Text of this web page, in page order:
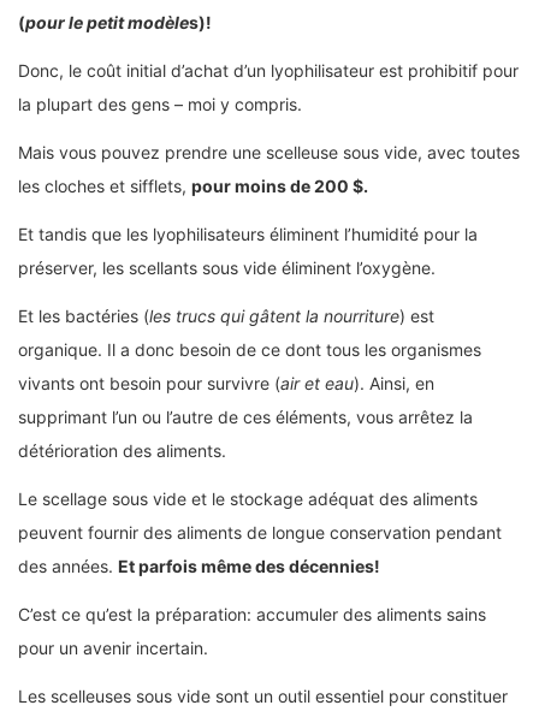
(pour le petit modèles)!
Donc, le coût initial d’achat d’un lyophilisateur est prohibitif pour
la plupart des gens – moi y compris.
Mais vous pouvez prendre une scelleuse sous vide, avec toutes
les cloches et sifflets, pour moins de 200 $.
Et tandis que les lyophilisateurs éliminent l’humidité pour la
préserver, les scellants sous vide éliminent l’oxygène.
Et les bactéries (les trucs qui gâtent la nourriture) est
organique. Il a donc besoin de ce dont tous les organismes
vivants ont besoin pour survivre (air et eau). Ainsi, en
supprimant l’un ou l’autre de ces éléments, vous arrêtez la
détérioration des aliments.
Le scellage sous vide et le stockage adéquat des aliments
peuvent fournir des aliments de longue conservation pendant
des années. Et parfois même des décennies!
C’est ce qu’est la préparation: accumuler des aliments sains
pour un avenir incertain.
Les scelleuses sous vide sont un outil essentiel pour constituer